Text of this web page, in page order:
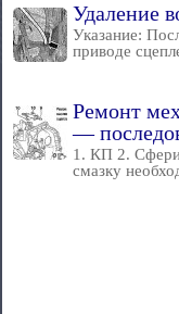
Удаление
Указание:
приводе
Ремонт
—
1. КП 2.
смазку